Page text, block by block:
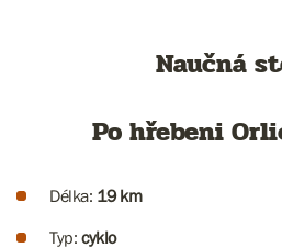
Naučná
Po hřebeni
Délka: 19 km
Typ: cyklo